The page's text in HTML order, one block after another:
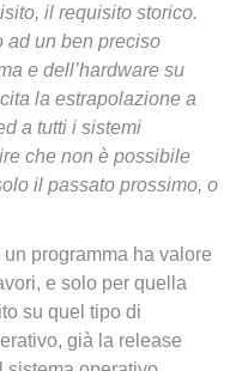
il requisito storico.
ad un ben preciso
e dell’hardware su
la estrapolazione a
a tutti i sistemi
che non è possibile
il passato prossimo, o
programma ha valore
e solo per quella
su quel tipo di
già la release